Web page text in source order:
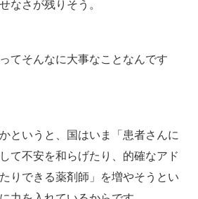
なさが残りそう。
てそんなに大事なことなんです
というと、国はいま「患者さんに
て不安を和らげたり、的確なアド
りできる薬剤師」を増やそうとい